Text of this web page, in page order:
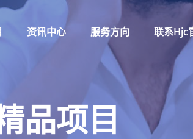
资讯中心 服务方向 联系hjc
品项目